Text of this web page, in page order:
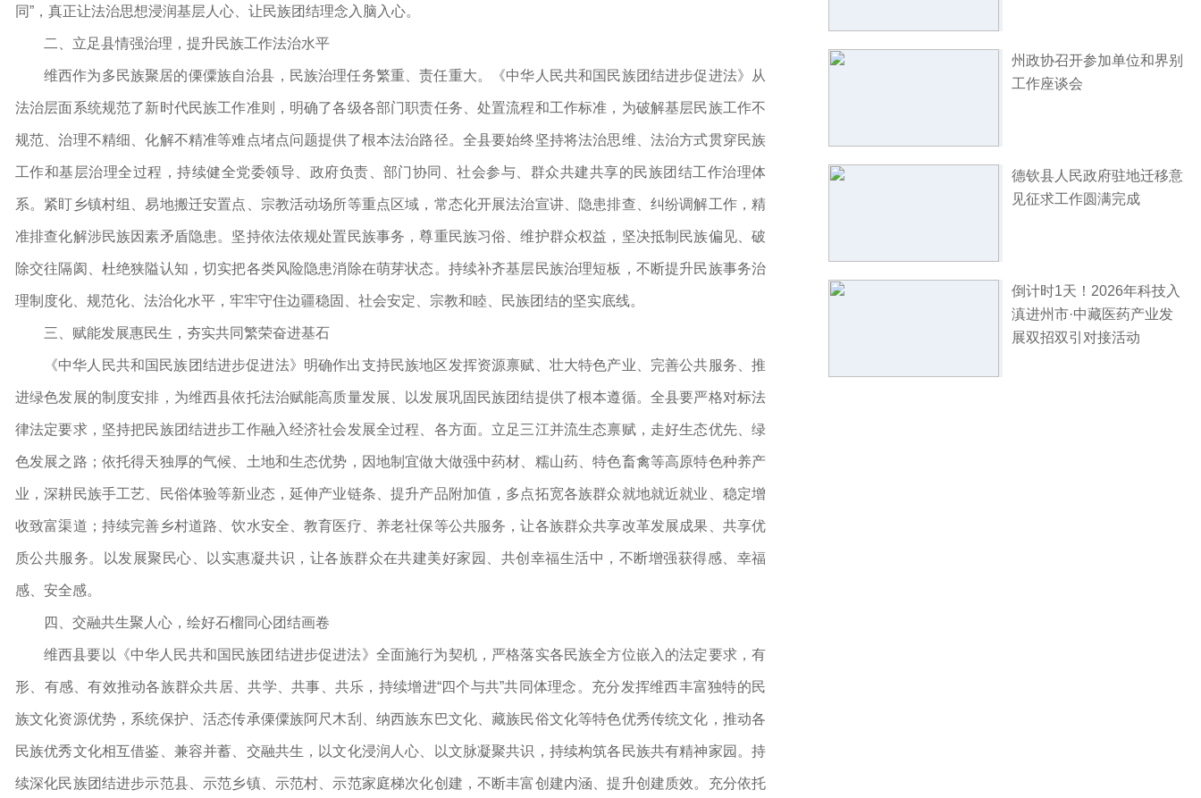
同”，真正让法治思想浸润基层人心、让民族团结理念入脑入心。
二、立足县情强治理，提升民族工作法治水平
维西作为多民族聚居的傈僳族自治县，民族治理任务繁重、责任重大。《中华人民共和国民族团结进步促进法》从
法治层面系统规范了新时代民族工作准则，明确了各级各部门职责任务、处置流程和工作标准，为破解基层民族工作不
规范、治理不精细、化解不精准等难点堵点问题提供了根本法治路径。全县要始终坚持将法治思维、法治方式贯穿民族
工作和基层治理全过程，持续健全党委领导、政府负责、部门协同、社会参与、群众共建共享的民族团结工作治理体
系。紧盯乡镇村组、易地搬迁安置点、宗教活动场所等重点区域，常态化开展法治宣讲、隐患排查、纠纷调解工作，精
准排查化解涉民族因素矛盾隐患。坚持依法依规处置民族事务，尊重民族习俗、维护群众权益，坚决抵制民族偏见、破
除交往隔阂、杜绝狭隘认知，切实把各类风险隐患消除在萌芽状态。持续补齐基层民族治理短板，不断提升民族事务治
理制度化、规范化、法治化水平，牢牢守住边疆稳固、社会安定、宗教和睦、民族团结的坚实底线。
三、赋能发展惠民生，夯实共同繁荣奋进基石
《中华人民共和国民族团结进步促进法》明确作出支持民族地区发挥资源禀赋、壮大特色产业、完善公共服务、推
进绿色发展的制度安排，为维西县依托法治赋能高质量发展、以发展巩固民族团结提供了根本遵循。全县要严格对标法
律法定要求，坚持把民族团结进步工作融入经济社会发展全过程、各方面。立足三江并流生态禀赋，走好生态优先、绿
色发展之路；依托得天独厚的气候、土地和生态优势，因地制宜做大做强中药材、糯山药、特色畜禽等高原特色种养产
业，深耕民族手工艺、民俗体验等新业态，延伸产业链条、提升产品附加值，多点拓宽各族群众就地就近就业、稳定增
收致富渠道；持续完善乡村道路、饮水安全、教育医疗、养老社保等公共服务，让各族群众共享改革发展成果、共享优
质公共服务。以发展聚民心、以实惠凝共识，让各族群众在共建美好家园、共创幸福生活中，不断增强获得感、幸福
感、安全感。
四、交融共生聚人心，绘好石榴同心团结画卷
维西县要以《中华人民共和国民族团结进步促进法》全面施行为契机，严格落实各民族全方位嵌入的法定要求，有
形、有感、有效推动各族群众共居、共学、共事、共乐，持续增进“四个与共”共同体理念。充分发挥维西丰富独特的民
族文化资源优势，系统保护、活态传承傈僳族阿尺木刮、纳西族东巴文化、藏族民俗文化等特色优秀传统文化，推动各
民族优秀文化相互借鉴、兼容并蓄、交融共生，以文化浸润人心、以文脉凝聚共识，持续构筑各民族共有精神家园。持
续深化民族团结进步示范县、示范乡镇、示范村、示范家庭梯次化创建，不断丰富创建内涵、提升创建质效。充分依托
州政协召开参加单位和界别
工作座谈会
德钦县人民政府驻地迁移意
见征求工作圆满完成
倒计时1天！2026年科技入
滇进州市·中藏医药产业发
展双招双引对接活动